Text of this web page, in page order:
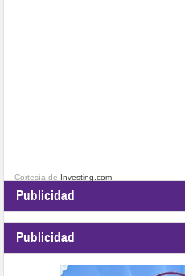
Cortesía de Investing.com
Publicidad
Publicidad